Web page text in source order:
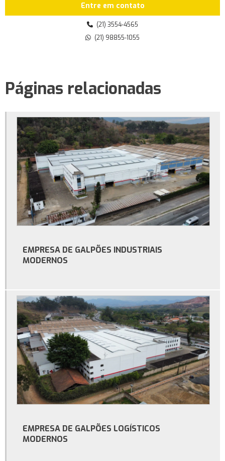
Construção de galpão preço por m2
Construção de galpão quanto custa
Construção de galpão valor
Construtoras de galpões pré moldados
Custo de construção de galpão por m2
Custo do metro quadrado de construção de galpão industrial
Custo para construção de galpão industrial
Empresa de construção de galpão
Empresa de galpão estrutura metálica
Galpão convencional
Galpão industrial
Galpão industrial aluguel
Galpão industrial construção
Galpão industrial para alugar
Locação de galpão
Metro quadrado construção de galpão
Orçamento para construção de galpão
Orçamento para construção de galpão industrial
Preço de construção de galpão industrial
Preço galpão de estrutura metálica
Entre em contato
(21) 3554-4565
(21) 98855-1055
Páginas relacionadas
EMPRESA DE GALPÕES INDUSTRIAIS
MODERNOS
EMPRESA DE GALPÕES LOGÍSTICOS
MODERNOS